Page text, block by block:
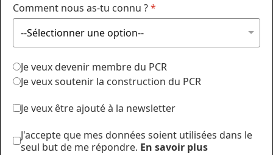
Comment nous as-tu connu ?*
Je veux devenir membre du PCR
Je veux soutenir la construction du PCR
Je veux être ajouté à la newsletter
J'accepte que mes données soient utilisées dans le
seul but de me répondre. En savoir plus